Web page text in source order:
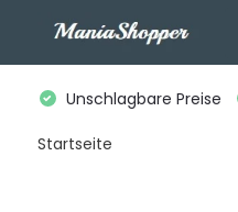
Unschlagbare Preise
Startseite